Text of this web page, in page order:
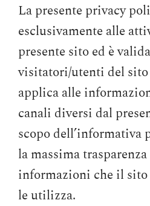
La presente privacy
esclusivamente alle
presente sito ed è
visitatori/utenti del sito
applica alle
canali diversi dal
scopo dell’informativa
la massima
informazioni che il sito
le utilizza.